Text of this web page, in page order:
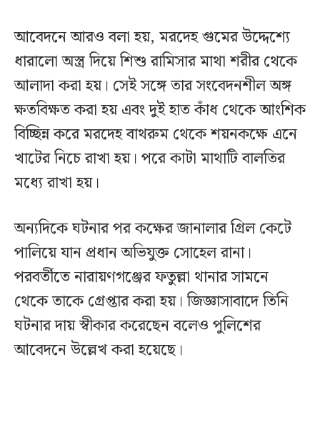
আবেদনে আরও বলা হয়, মরদেহ গুমের উদ্দেশ্যে
ধারালো অস্ত্র দিয়ে শিশু রামিসার মাথা শরীর থেকে
আলাদা করা হয়। সেই সঙ্গে তার সংবেদনশীল অঙ্গ
ক্ষতবিক্ষত করা হয় এবং দুই হাত কাঁধ থেকে আংশিক
বিচ্ছিন্ন করে মরদেহ বাথরুম থেকে শয়নকক্ষে এনে
খাটের নিচে রাখা হয়। পরে কাটা মাথাটি বালতির
মধ্যে রাখা হয়।
অন্যদিকে ঘটনার পর কক্ষের জানালার গ্রিল কেটে
পালিয়ে যান প্রধান অভিযুক্ত সোহেল রানা।
পরবর্তীতে নারায়ণগঞ্জের ফতুল্লা থানার সামনে
থেকে তাকে গ্রেপ্তার করা হয়। জিজ্ঞাসাবাদে তিনি
ঘটনার দায় স্বীকার করেছেন বলেও পুলিশের
আবেদনে উল্লেখ করা হয়েছে।